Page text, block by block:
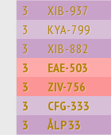
3 XIB-937
3 KYA-799
3 XIB-882
3 EAE-503
3 ZIV-756
3 CFG-333
3 ÅLP 33